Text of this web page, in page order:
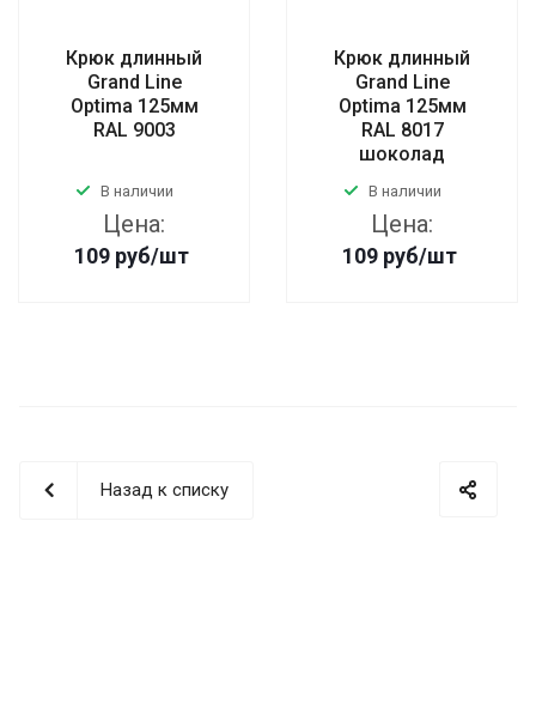
Крюк длинный
Grand Line
Optima 125мм
RAL 9003
В наличии
Цена:
109 руб/шт
Крюк длинный
Grand Line
Optima 125мм
RAL 8017
шоколад
В наличии
Цена:
109 руб/шт
Назад к списку